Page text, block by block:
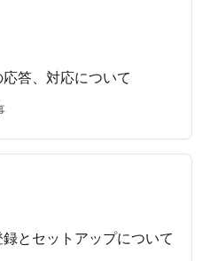
答、対応について
とセットアップについて